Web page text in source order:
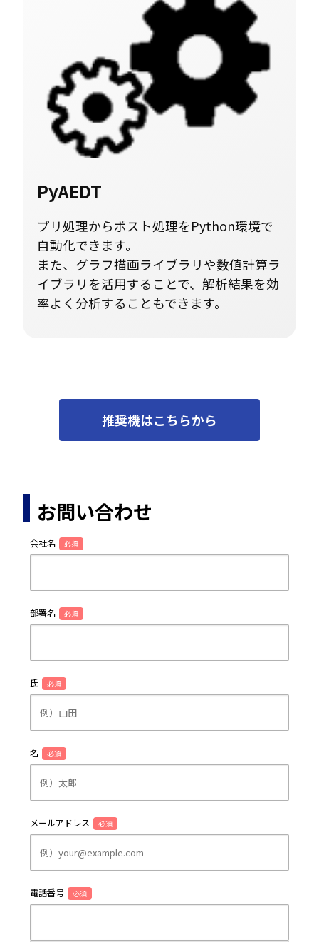
PyAEDT
プリ処理からポスト処理をPython環境で
自動化できます。
また、グラフ描画ライブラリや数値計算ラ
イブラリを活用することで、解析結果を効
率よく分析することもできます。
推奨機はこちらから
お問い合わせ
会社名 必須
部署名 必須
氏 必須
名 必須
メールアドレス 必須
電話番号 必須